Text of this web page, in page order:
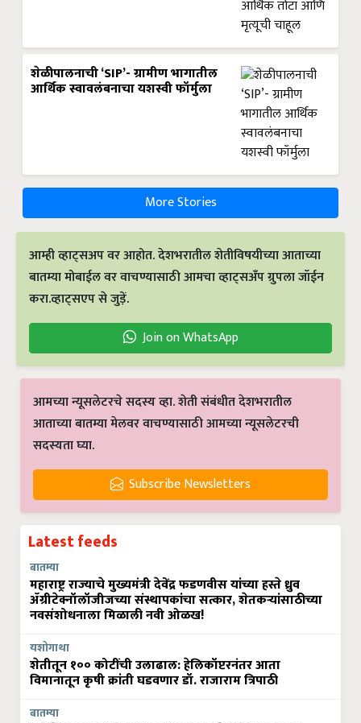
शेळीपालनाची ‘SIP’- ग्रामीण भागातील
आर्थिक स्वावलंबनाचा यशस्वी फॉर्मुला
More Stories
आम्ही व्हाट्सअप वर आहोत. देशभरातील शेतीविषयीच्या आताच्या
बातम्या मोबाईल वर वाचण्यासाठी आमचा व्हाट्सअँप ग्रुपला जॉईन
करा.व्हाट्सएप से जुड़ें.
Join on WhatsApp
आमच्या न्यूसलेटरचे सदस्य व्हा. शेती संबंधीत देशभरातील
आताच्या बातम्या मेलवर वाचण्यासाठी आमच्या न्यूसलेटरची
सदस्यता घ्या.
Subscribe Newsletters
Latest feeds
बातम्या
महाराष्ट्र राज्याचे मुख्यमंत्री देवेंद्र फडणवीस यांच्या हस्ते ध्रुव
ॲग्रीटेक्नॉलॉजीजच्या संस्थापकांचा सत्कार, शेतकऱ्यांसाठीच्या
नवसंशोधनाला मिळाली नवी ओळख!
यशोगाथा
शेतीतून १०० कोटींची उलाढाल: हेलिकॉप्टरनंतर आता
विमानातून कृषी क्रांती घडवणार डॉ. राजाराम त्रिपाठी
बातम्या